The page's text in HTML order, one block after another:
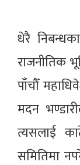
धेरै
राजनीतिक
पाँचौँ
मदन
त्यसलाई
समितिमा